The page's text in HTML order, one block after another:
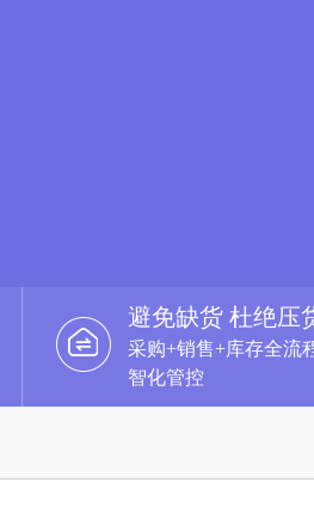
避免缺货 杜绝压
采购+销售+库存全流
智化管控